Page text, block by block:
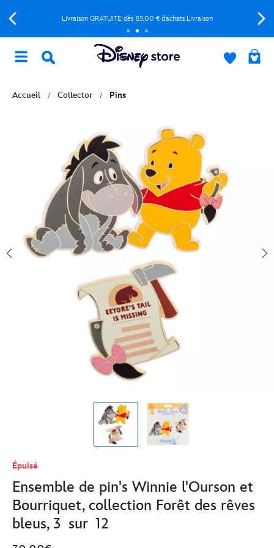
Livraison GRATUITE dès 85,00 € d’achats Livraison
Accueil Collector Pins
Épuisé
Ensemble de pin's Winnie l'Ourson et
Bourriquet, collection Forêt des rêves
bleus, 3 sur 12